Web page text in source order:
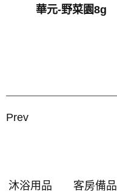
華元-野菜園8g
Prev
沐浴用品 客房備品